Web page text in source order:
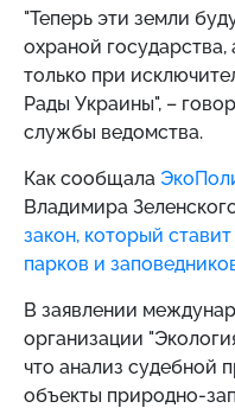
"Теперь эти земли
охраной
только при
Рады Украины", –
службы ведомства.
Как сообщала
Владимира
закон, который
парков и
В заявлении
организации
что анализ судебной
объекты природно-